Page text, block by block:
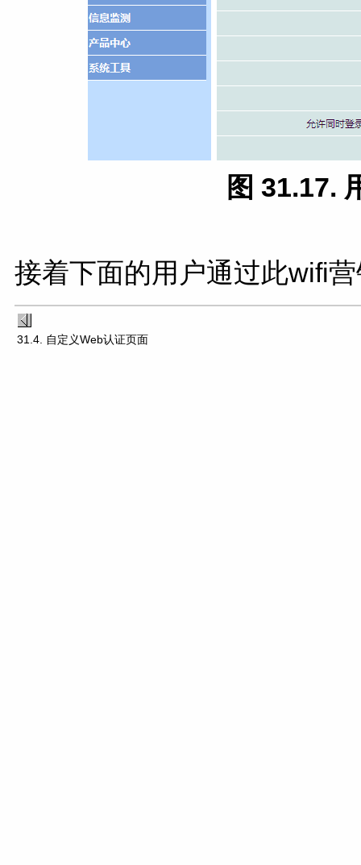
图 31.17.
接着下面的用户通过此wifi
31.4. 自定义Web认证页面